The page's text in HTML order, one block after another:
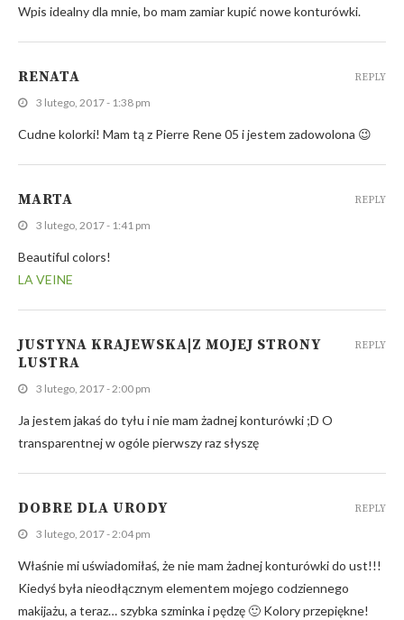
Wpis idealny dla mnie, bo mam zamiar kupić nowe konturówki.
RENATA
3 lutego, 2017 - 1:38 pm
Cudne kolorki! Mam tą z Pierre Rene 05 i jestem zadowolona 😉
REPLY
MARTA
3 lutego, 2017 - 1:41 pm
Beautiful colors!
LA VEINE
REPLY
JUSTYNA KRAJEWSKA|Z MOJEJ STRONY
LUSTRA
3 lutego, 2017 - 2:00 pm
Ja jestem jakaś do tyłu i nie mam żadnej konturówki ;D O
transparentnej w ogóle pierwszy raz słyszę
REPLY
DOBRE DLA URODY
3 lutego, 2017 - 2:04 pm
Właśnie mi uświadomiłaś, że nie mam żadnej konturówki do ust!!!
Kiedyś była nieodłącznym elementem mojego codziennego
makijażu, a teraz… szybka szminka i pędzę 🙂 Kolory przepiękne!
REPLY